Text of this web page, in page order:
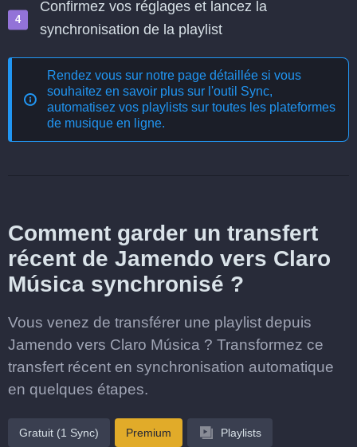
Confirmez vos réglages et lancez la
synchronisation de la playlist
Rendez vous sur notre page détaillée si vous
souhaitez en savoir plus sur l'outil Sync,
automatisez vos playlists sur toutes les plateformes
de musique en ligne.
Comment garder un transfert
récent de Jamendo vers Claro
Música synchronisé ?
Vous venez de transférer une playlist depuis
Jamendo vers Claro Música ? Transformez ce
transfert récent en synchronisation automatique
en quelques étapes.
Gratuit (1 Sync) Premium Playlists